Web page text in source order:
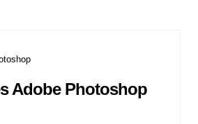
Adobe Photoshop